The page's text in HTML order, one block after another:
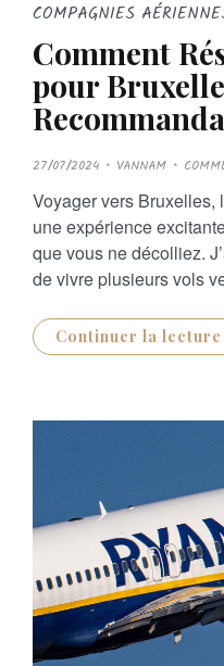
COMPAGNIES
Comment
pour
P
O
T
E
D
O
N
27/07/2024 VANNAM
Voyager vers Bruxelles,
une expérience
que vous ne décolliez.
de vivre plusieurs vols
Continuer la lecture